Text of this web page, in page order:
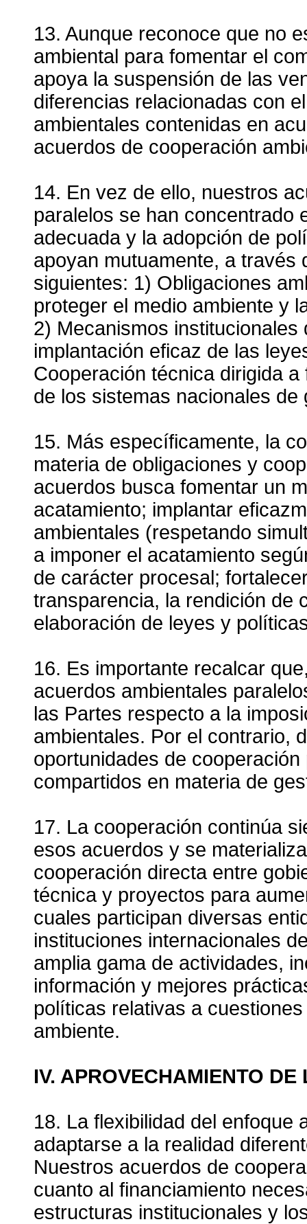
13. Aunque reconoce que no
ambiental para fomentar el
apoya la suspensión de las
diferencias relacionadas con
ambientales contenidas en
acuerdos de cooperación
14. En vez de ello, nuestros
paralelos se han concentrado
adecuada y la adopción de
apoyan mutuamente, a través
siguientes: 1) Obligaciones
proteger el medio ambiente y
2) Mecanismos
implantación eficaz de las
Cooperación técnica dirigida
de los sistemas nacionales de
15. Más específicamente, la
materia de obligaciones y
acuerdos busca fomentar un
acatamiento; implantar
ambientales (respetando
a imponer el acatamiento
de carácter procesal;
transparencia, la rendición de
elaboración de leyes y
16. Es importante recalcar
acuerdos ambientales
las Partes respecto a la
ambientales. Por el contrario,
oportunidades de
compartidos en materia de
17. La cooperación continúa
esos acuerdos y se
cooperación directa entre
técnica y proyectos para
cuales participan diversas
instituciones internacionales
amplia gama de actividades,
información y mejores
políticas relativas a
ambiente.
IV. APROVECHAMIENTO
18. La flexibilidad del enfoque
adaptarse a la realidad
Nuestros acuerdos de
cuanto al financiamiento
estructuras institucionales y